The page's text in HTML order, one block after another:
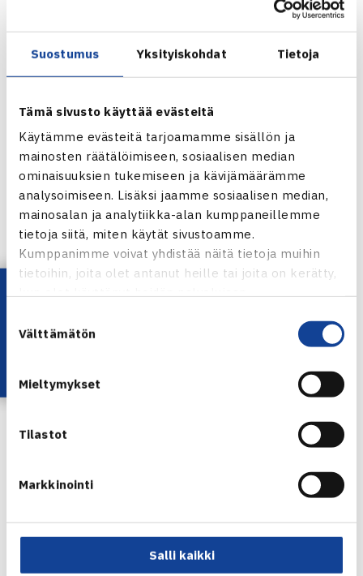
Suostumus Yksityiskohdat Tietoja
Tämä sivusto käyttää evästeitä
Käytämme evästeitä tarjoamamme sisällön ja
mainosten räätälöimiseen, sosiaalisen median
ominaisuuksien tukemiseen ja kävijämäärämme
analysoimiseen. Lisäksi jaamme sosiaalisen median,
mainosalan ja analytiikka-alan kumppaneillemme
tietoja siitä, miten käytät sivustoamme.
Kumppanimme voivat yhdistää näitä tietoja muihin
tietoihin, joita olet antanut heille tai joita on kerätty,
valinta
Välttämätön
Mieltymykset
Tilastot
Markkinointi
Salli kaikki
Sarjaan voivat osallistua joukkueet, joiden pelaajat ovat
jonkin seuran jäseniä. Joukkue voi kuitenkin muodostua
useamman eri seuran pelaajista. Suositeltava joukkueen
Sarjaan ilmoittautuminen
Sarjaan ilmoittaudutaan viimeistään 19.4.2015.
Ilmoittautumiset tehdään sähköpostilla
osoitteeseenveera.nurmi@tennis.fiIlmoittautumisessa
tulee lukea joukkueen nimi, kotipaikkakunta ja alue,
pelaajien nimet ja mahdolliset ilmoittautumishetken tasot
sekä yhteyshenkilön (kapteenin) nimi, osoite, sähköposti ja
kilpailulisenssin kyseenomaiseen sarjaan).
Lataa OmaTennis!